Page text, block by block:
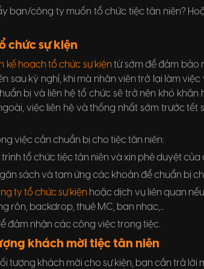
bạn/công ty muốn tổ chức tiệc tân niên?
chức sự kiện
kế hoạch tổ chức sự kiệntừ sớm để đảm bảo
sau kỳ nghỉ, khi mà nhân viên trở lại làm
bị và liên hệ tổ chức sẽ trở nên khó khăn
việc liên hệ và thống nhất sớm trước tết
việc cần chuẩn bị cho tiệc tân niên:
tổ chức tiệc tân niên và xin phê duyệt của
sách và tạm ứng các khoản để chuẩn bị
ty tổ chức sự kiện hoặc dịch vụ liên quan
rôn, backdrop, thuê MC, ban nhạc,...
đảm nhận các công việc trong tiệc.
khách mời tiệc tân niên
tượng khách mời cho sự kiện, bạn cần trả lời